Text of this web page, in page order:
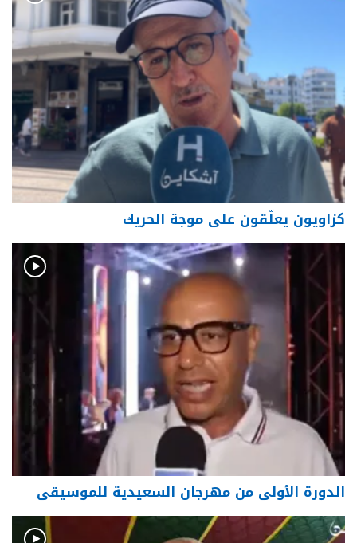
كزاويون يعلّقون على موجة الحريك
الدورة الأولى من مهرجان السعيدية للموسيقى